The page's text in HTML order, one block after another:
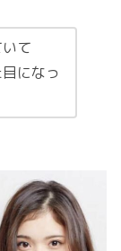
て
になっ